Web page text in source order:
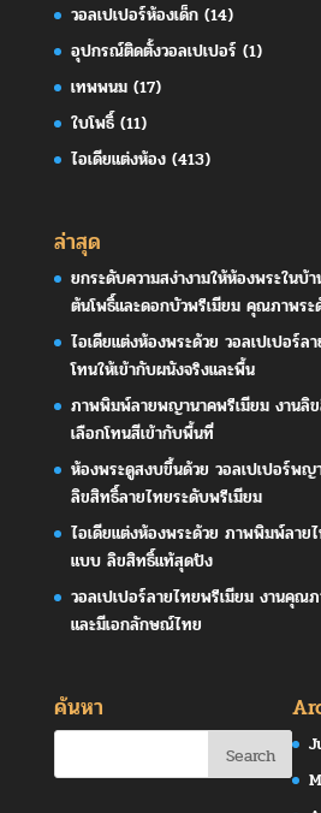
วอลเปเปอร์ห้องเด็ก(14)
อุปกรณ์ติดตั้งวอลเปเปอร์ (1)
เทพพนม(17)
ใบโพธิ์(11)
ไอเดียแต่งห้อง(413)
ล่าสุด
ยกระดับความสง่างามให้ห้องพระใน
ต้นโพธิ์และดอกบัวพรีเมียม คุณภาพระ
ไอเดียแต่งห้องพระด้วย วอลเปเปอร์ล
โทนให้เข้ากับผนังจริงและพื้น
ภาพพิมพ์ลายพญานาคพรีเมียม งานลิ
เลือกโทนสีเข้ากับพื้นที่
ห้องพระดูสงบขึ้นด้วย วอลเปเปอร์พญ
ลิขสิทธิ์ลายไทยระดับพรีเมียม
ไอเดียแต่งห้องพระด้วย ภาพพิมพ์ลาย
แบบ ลิขสิทธิ์แท้สุดปัง
วอลเปเปอร์ลายไทยพรีเมียม งานคุณ
และมีเอกลักษณ์ไทย
ค้นหา